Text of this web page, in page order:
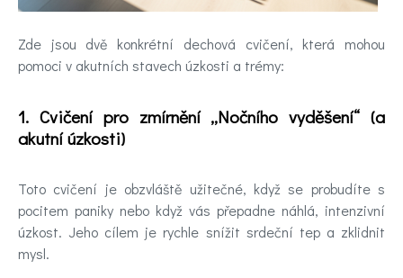
Zde jsou dvě konkrétní dechová cvičení, která mohou
pomoci v akutních stavech úzkosti a trémy:
1. Cvičení pro zmírnění „Nočního vyděšení“ (a
akutní úzkosti)
Toto cvičení je obzvláště užitečné, když se probudíte s
pocitem paniky nebo když vás přepadne náhlá, intenzivní
úzkost. Jeho cílem je rychle snížit srdeční tep a zklidnit
mysl.